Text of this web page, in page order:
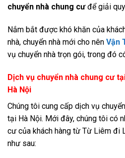
chuyển nhà chung cưđể giải
Nắm bắt được khó khăn của
nhà, chuyển nhà mới cho nên Vận
vụ chuyển nhà trọn gói, trong đó
Dịch vụ chuyển nhà chung cư
Hà Nội
Chúng tôi cung cấp dịch vụ
tại Hà Nội. Mới đây, chúng tôi có
cư của khách hàng từ Từ Liêm đi
như sau: